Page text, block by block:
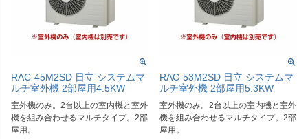
RAC-45M2SD 日立 システムマ
ルチ室外機 2部屋用4.5KW
室外機のみ。2台以上の室内機と室外
機を組み合わせるマルチタイプ。2部
屋用。
RAC-53M2SD 日立 システムマ
ルチ室外機 2部屋用5.3KW
室外機のみ。2台以上の室内機と室外
機を組み合わせるマルチタイプ。2部
屋用。